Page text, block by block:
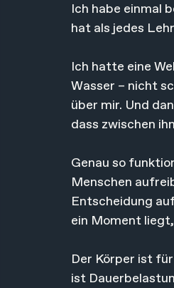
Ich habe einmal
hat als jedes
Ich hatte eine
Wasser – nicht
über mir. Und
dass zwischen
Genau so
Menschen
Entscheidung
ein Moment
Der Körper ist
ist